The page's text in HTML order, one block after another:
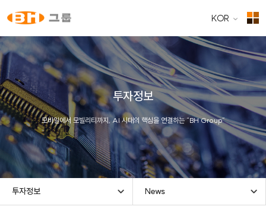
KOR
투자정보
모바일에서 모빌리티까지, AI 시대의 핵심을 연결하는 “BH Group”
투자정보 News